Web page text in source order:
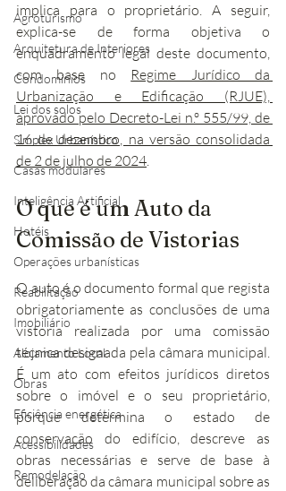
Agroturismo
Arquitetura de Interiores
Condomínios
Lei dos solos
Simplex Urbanístico
Casas modulares
Inteligência Artificial
Hotéis
Operações urbanísticas
Reabilitação
Imobiliário
Alojamento Local
Obras
Eficiência energética
Acessibilidades
Remodelação
implica para o proprietário. A seguir,
explica-se de forma objetiva o
enquadramento legal deste documento,
com base no Regime Jurídico da
Urbanização e Edificação (RJUE),
aprovado pelo Decreto-Lei n.º 555/99, de
16 de dezembro, na versão consolidada
de 2 de julho de 2024.
O que é um Auto da
Comissão de Vistorias
O auto é o documento formal que regista
obrigatoriamente as conclusões de uma
vistoria realizada por uma comissão
técnica designada pela câmara municipal.
É um ato com efeitos jurídicos diretos
sobre o imóvel e o seu proprietário,
porque determina o estado de
conservação do edifício, descreve as
obras necessárias e serve de base à
deliberação da câmara municipal sobre as